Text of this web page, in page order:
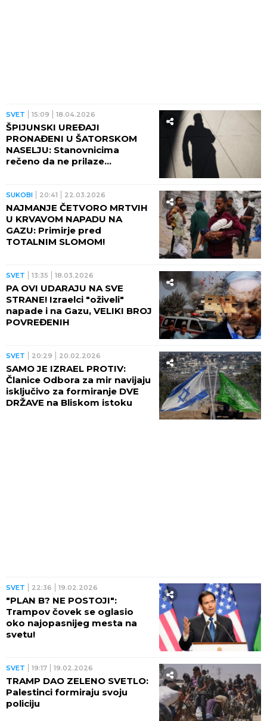
SVET 15:09 18.04.2026
ŠPIJUNSKI UREĐAJI
PRONAĐENI U ŠATORSKOM
NASELJU: Stanovnicima
rečeno da ne prilaze
SUKOBI 20:41 22.03.2026
NAJMANJE ČETVORO MRTVIH
U KRVAVOM NAPADU NA
GAZU: Primirje pred
TOTALNIM SLOMOM!
SVET 13:35 18.03.2026
PA OVI UDARAJU NA SVE
STRANE! Izraelci "oživeli"
napade i na Gazu, VELIKI BROJ
POVREĐENIH
SVET 20:29 20.02.2026
SAMO JE IZRAEL PROTIV:
Članice Odbora za mir navijaju
isključivo za formiranje DVE
DRŽAVE na Bliskom istoku
SVET 22:36 19.02.2026
"PLAN B? NE POSTOJI":
Trampov čovek se oglasio
oko najopasnijeg mesta na
svetu!
SVET 19:17 19.02.2026
TRAMP DAO ZELENO SVETLO:
Palestinci formiraju svoju
policiju